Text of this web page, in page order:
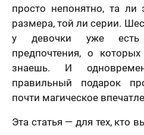
просто непонятно, та ли
размера, той ли серии.
у девочки уже есть
предпочтения, о
знаешь. И
правильный подарок
почти магическое
Эта статья — для тех, кто